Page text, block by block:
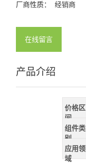
偏振元件
反射镜
厂商性质：
经销商
在线留言
产品介绍
价格区
间
组件类
别
应用领
域